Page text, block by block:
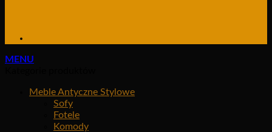
MENU
Meble Antyczne Stylowe
Sofy
Fotele
Komody